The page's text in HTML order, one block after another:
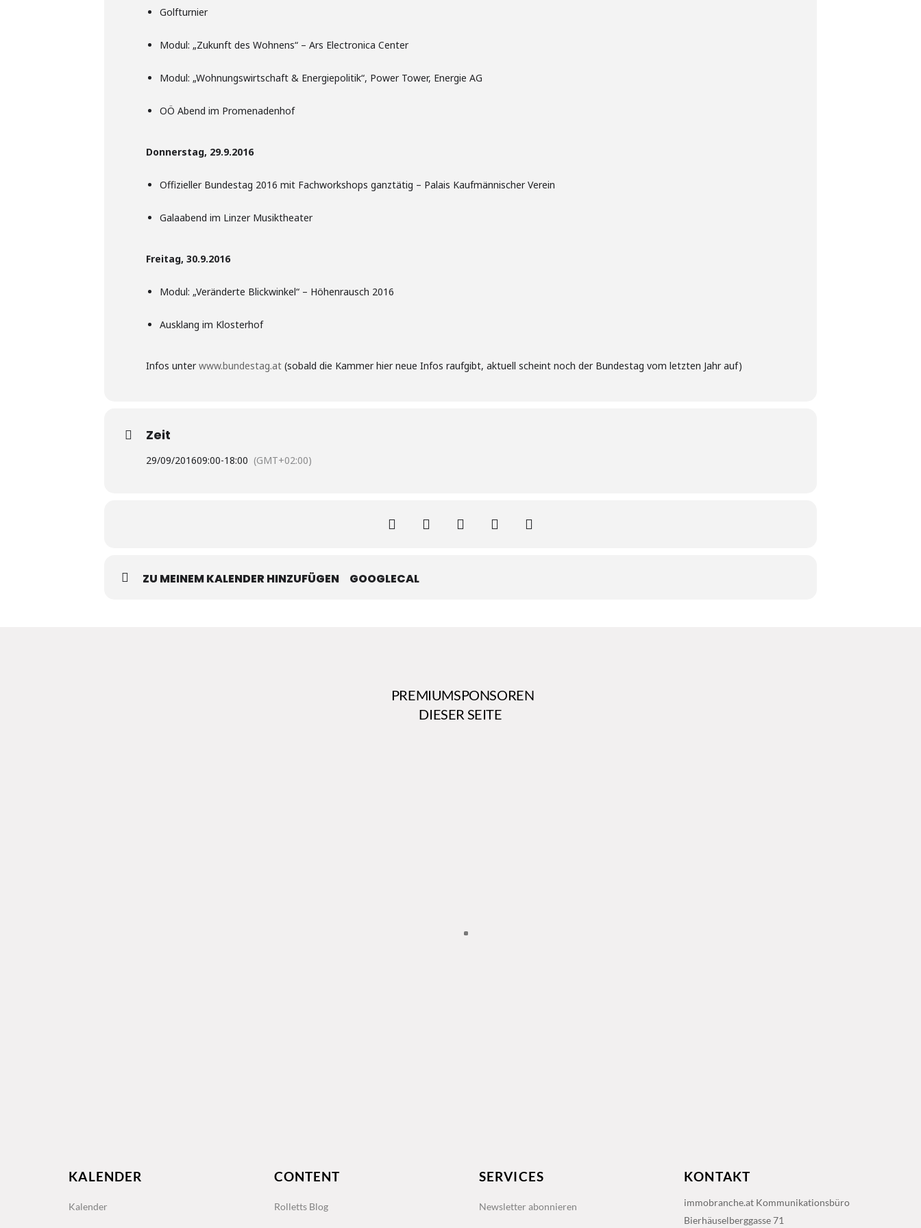
Golfturnier
Modul: „Zukunft des Wohnens“ – Ars Electronica Center
Modul: „Wohnungswirtschaft & Energiepolitik“, Power Tower, Energie AG
OÖ Abend im Promenadenhof
Donnerstag, 29.9.2016
Offizieller Bundestag 2016 mit Fachworkshops ganztätig – Palais Kaufmännischer Verein
Galaabend im Linzer Musiktheater
Freitag, 30.9.2016
Modul: „Veränderte Blickwinkel“ – Höhenrausch 2016
Ausklang im Klosterhof
Infos unterwww.bundestag.at (sobald die Kammer hier neue Infos raufgibt, aktuell scheint noch der Bundestag vom letzten Jahr auf)
Zeit
29/09/201609:00-18:00 (GMT+02:00)
ZU MEINEM KALENDER HINZUFÜGEN GOOGLECAL
PREMIUMSPONSOREN
DIESER SEITE
KALENDER
Kalender
CONTENT
Rolletts Blog
SERVICES
Newsletter abonnieren
KONTAKT
immobranche.at Kommunikationsbüro
Bierhäuselberggasse 71